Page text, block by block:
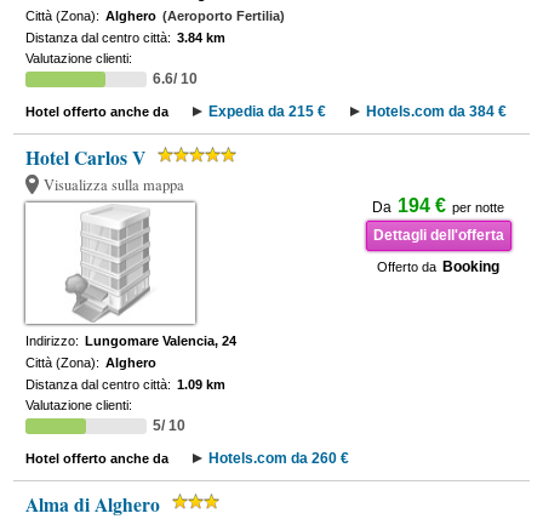
Città (Zona): Alghero (Aeroporto Fertilia)
Distanza dal centro città: 3.84 km
Valutazione clienti:
6.6/ 10
Hotel offerto anche da Expedia da 215 € Hotels.com da 384 €
Hotel Carlos V
Visualizza sulla mappa
Da 194 € per notte
Dettagli dell'offerta
Offerto da Booking
Indirizzo: Lungomare Valencia, 24
Città (Zona): Alghero
Distanza dal centro città: 1.09 km
Valutazione clienti:
5/ 10
Hotel offerto anche da Hotels.com da 260 €
Alma di Alghero